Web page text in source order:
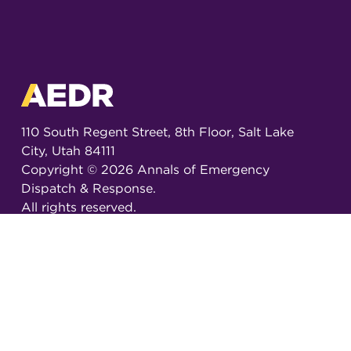
110 South Regent Street, 8th Floor, Salt Lake
City, Utah 84111
Copyright © 2026Annals of Emergency
Dispatch & Response.
All rights reserved.